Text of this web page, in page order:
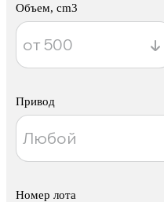
Объем, cm3
Привод
Номер лота